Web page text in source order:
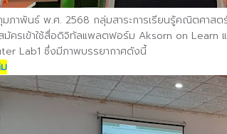
ภาพันธ์ พ.ศ. 2568 กลุ่มสาระการเรียนรู้คณิตศาสต
มัครเข้าใช้สื่อดิจิทัลแพลตฟอร์ม Aksorn on
Lab1 ซึ่งมีภาพบรรยากาศดังนี้